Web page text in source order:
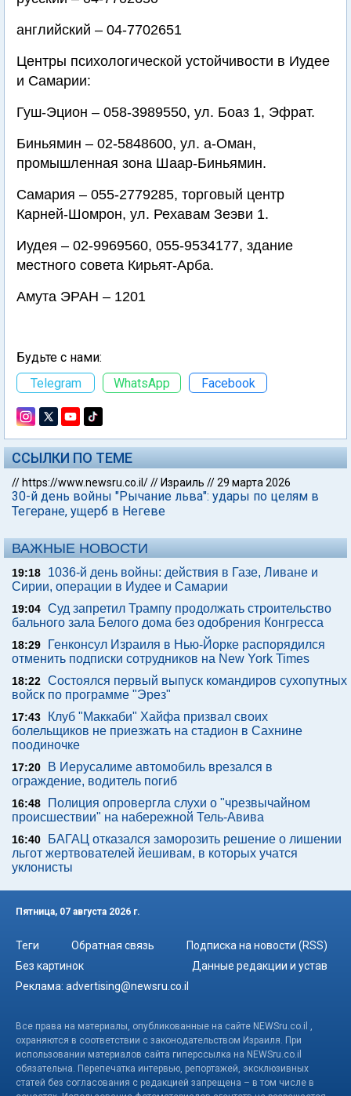
английский – 04-7702651
Центры психологической устойчивости в Иудее
и Самарии:
Гуш-Эцион – 058-3989550, ул. Боаз 1, Эфрат.
Биньямин – 02-5848600, ул. а-Оман,
промышленная зона Шаар-Биньямин.
Самария – 055-2779285, торговый центр
Карней-Шомрон, ул. Рехавам Зеэви 1.
Иудея – 02-9969560, 055-9534177, здание
местного совета Кирьят-Арба.
Амутa ЭРАН – 1201
Будьте с нами:
Telegram
WhatsApp Facebook
ССЫЛКИ ПО ТЕМЕ
// https://www.newsru.co.il/// Израиль //29 марта 2026
30-й день войны "Рычание льва": удары по целям в
Тегеране, ущерб в Негеве
ВАЖНЫЕ НОВОСТИ
19:18
1036-й день войны: действия в Газе, Ливане и
Сирии, операции в Иудее и Самарии
19:04 Суд запретил Трампу продолжать строительство
бального зала Белого дома без одобрения Конгресса
18:29
Генконсул Израиля в Нью-Йорке распорядился
отменить подписки сотрудников на New York Times
18:22 Состоялся первый выпуск командиров сухопутных
войск по программе "Эрез"
17:43
Клуб "Маккаби" Хайфа призвал своих
болельщиков не приезжать на стадион в Сахнине
поодиночке
17:20
В Иерусалиме автомобиль врезался в
ограждение, водитель погиб
16:48
Полиция опровергла слухи о "чрезвычайном
происшествии" на набережной Тель-Авива
16:40
БАГАЦ отказался заморозить решение о лишении
льгот жертвователей йешивам, в которых учатся
уклонисты
Пятница, 07 августа 2026 г.
Теги Обратная связь
Подписка на новости (RSS)
Без картинок
Данные редакции и устав
Реклама: advertising@newsru.co.il
Все права на материалы, опубликованные на сайте NEWSru.co.il ,
охраняются в соответствии с законодательством Израиля. При
использовании материалов сайта гиперссылка на NEWSru.co.il
обязательна. Перепечатка интервью, репортажей, эксклюзивных
статей без согласования с редакцией запрещена – в том числе в